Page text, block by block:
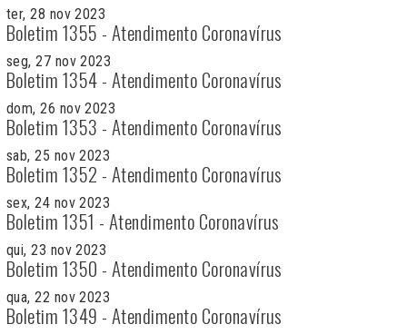
ter, 28 nov 2023
Boletim 1355 - Atendimento Coronavírus
seg, 27 nov 2023
Boletim 1354 - Atendimento Coronavírus
dom, 26 nov 2023
Boletim 1353 - Atendimento Coronavírus
sab, 25 nov 2023
Boletim 1352 - Atendimento Coronavírus
sex, 24 nov 2023
Boletim 1351 - Atendimento Coronavírus
qui, 23 nov 2023
Boletim 1350 - Atendimento Coronavírus
qua, 22 nov 2023
Boletim 1349 - Atendimento Coronavírus